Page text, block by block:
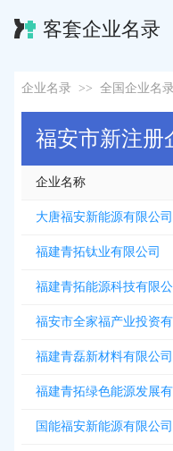
客套企业名录
企业名录 >> 全国企业名录
福安市新注册
企业名称
大唐福安新能源有限公司
福建青拓钛业有限公司
福建青拓能源科技有限公
福安市全家福产业投资有
福建青磊新材料有限公司
福建青拓绿色能源发展有
国能福安新能源有限公司